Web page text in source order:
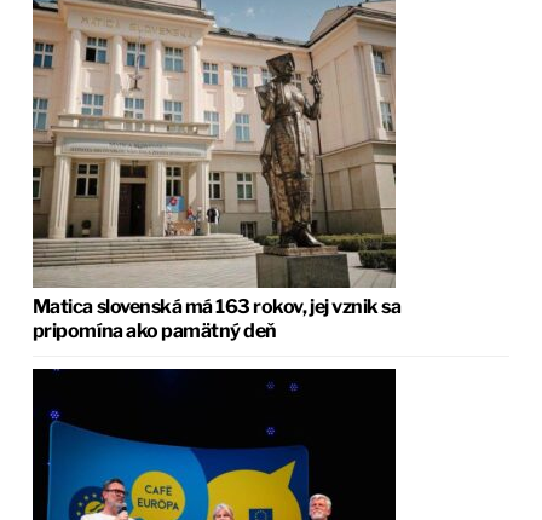
Matica slovenská má 163 rokov, jej vznik sa
pripomína ako pamätný deň